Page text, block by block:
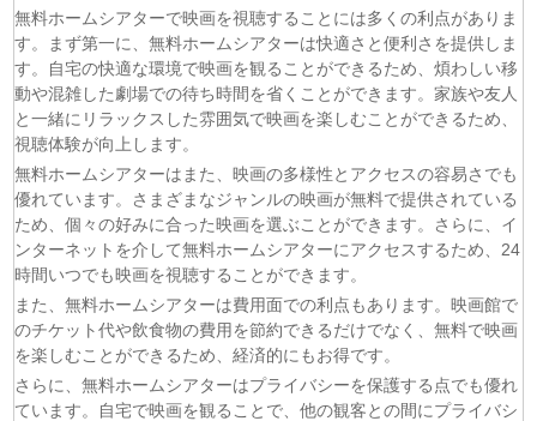
(07/08)夫婦と16歳〜狂気の隣人〜 第6話
(07/08)今から、親友やめようか。 第7話
(07/08) 未婚詐欺 私の知らない彼の顔 第4話
(07/08) ヤニねこ 第6話
(07/08)追放された転生重騎士はゲーム知識で無双する 第6話
(06/08)一緒にごはんをたべるだけ 第6話
(06/08)夫に不倫をお願いされました 第5話
(06/08)親愛なる夫へ〜完璧な妻の嘘〜 第6話
(06/08)落第賢者の学院無双〜二度目の転生、Sランクチート魔術
師冒険録〜 第7話
(06/08) メビウス・ダスト 第5話
無料ホームシアターで映画を視聴することには多くの利点がありま
す。まず第一に、無料ホームシアターは快適さと便利さを提供しま
す。自宅の快適な環境で映画を観ることができるため、煩わしい移
動や混雑した劇場での待ち時間を省くことができます。家族や友人
と一緒にリラックスした雰囲気で映画を楽しむことができるため、
視聴体験が向上します。
無料ホームシアターはまた、映画の多様性とアクセスの容易さでも
優れています。さまざまなジャンルの映画が無料で提供されている
ため、個々の好みに合った映画を選ぶことができます。さらに、イ
ンターネットを介して無料ホームシアターにアクセスするため、24
時間いつでも映画を視聴することができます。
また、無料ホームシアターは費用面での利点もあります。映画館で
のチケット代や飲食物の費用を節約できるだけでなく、無料で映画
を楽しむことができるため、経済的にもお得です。
さらに、無料ホームシアターはプライバシーを保護する点でも優れ
ています。自宅で映画を観ることで、他の観客との間にプライバシ